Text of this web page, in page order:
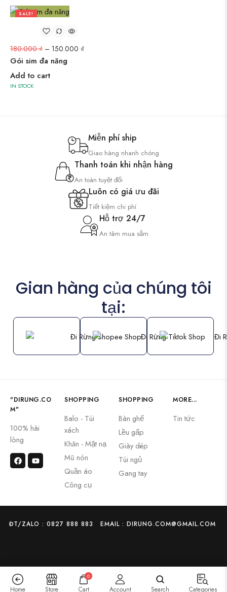
SALE!
180.000₫ – 150.000 ₫
Gói sim đa năng
Add to cart
IN STOCK
Miễn phí ship
Giao hàng nhanh chóng
Thanh toán khi nhận hàng
An toàn tuyệt đối
Luôn có giá ưu đãi
Tiết kiệm chi phí
Hỗ trợ 24/7
An tâm mua sắm
Gian hàng của chúng tôi
tại:
"DIRUNG.CO
M"
100% hài
lòng
SHOPPING
Balo - Túi
xách
Khăn - Mặt nạ
Mũ nón
Quần áo
Công cụ
SHOPPING
Bàn ghế
Lều gấp
Giày dép
Túi ngủ
Gang tay
MORE...
Tin tức
ĐT/ZALO : 0827 888 883 EMAIL : DIRUNG.COM@GMAIL.COM
Home Store
0
Cart Account Search Categories